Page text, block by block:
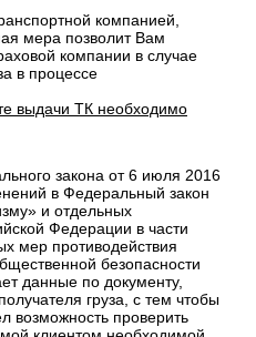
компанией,
мера позволит Вам
компании в случае
в процессе
выдачи ТК необходимо
закона от 6 июля 2016
в Федеральный закон
и отдельных
Федерации в части
мер противодействия
безопасности
данные по документу,
груза, с тем чтобы
возможность проверить